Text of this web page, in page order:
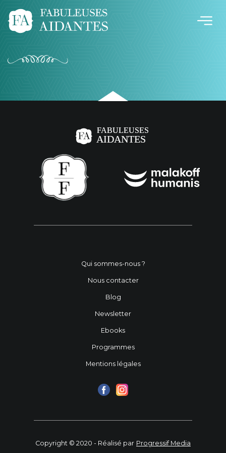
Qui sommes-nous ?
Nous contacter
Blog
Newsletter
Ebooks
Programmes
Mentions légales
Copyright © 2020 - Réalisé par Progressif Media